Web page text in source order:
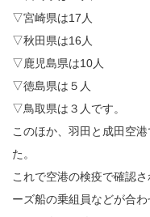
▽宮崎県は17人
▽秋田県は16人
▽鹿児島県は10人
▽徳島県は５人
▽鳥取県は３人です。
このほか、羽田と成田空
た。
これで空港の検疫で確認
ーズ船の乗組員などが合